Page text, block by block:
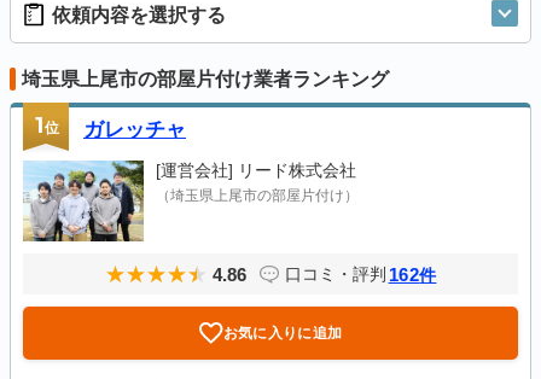
依頼内容を選択する
埼玉県上尾市の部屋片付け業者ランキング
1位 ガレッチャ
[運営会社] リード株式会社
（埼玉県上尾市の部屋片付け）
4.86 口コミ・評判 162件
お気に入りに追加